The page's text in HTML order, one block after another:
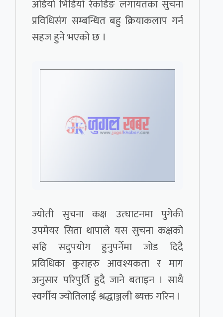
अडियो भिडियो रेकर्डिङ लगायतका सुचना
प्रविधिसंग सम्बन्धित बहु क्रियाकलाप गर्न
सहज हुने भएको छ ।
ज्योती सुचना कक्ष उत्घाटनमा पुगेकी
उपमेयर सिता थापाले यस सुचना कक्षको
सहि सदुपयोग हुनुपर्नेमा जोड दिदै
प्रविधिका कुराहरु आवश्यकता र माग
अनुसार परिपुर्ति हुदै जाने बताइन । साथै
स्वर्गीय ज्योतिलाई श्रद्धाञ्जली ब्यक्त गरिन ।